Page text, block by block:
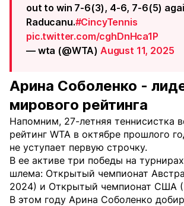
out to win 7-6(3), 4-6, 7-6(5)
Raducanu.#CincyTennis
pic.twitter.com/cghDnHca1P
— wta (@WTA) August 11, 2025
Арина Соболенко -
мирового рейтинга
Напомним, 27-летняя теннисистка
рейтинг WTA в октябре прошлого
не уступает первую строчку.
В ее активе три победы на
шлема: Открытый чемпионат
2024) и Открытый чемпионат США
В этом году Арина Соболенко